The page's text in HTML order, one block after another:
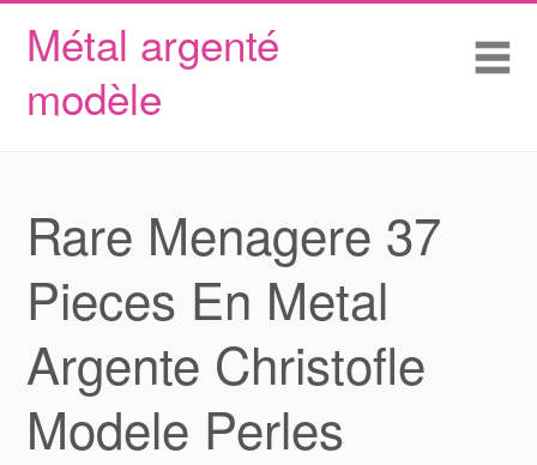
Métal argenté
modèle
Skip to content
Accueil
Conditions d’utilisation
Rare Menagere 37
Pieces En Metal
Argente Christofle
Modele Perles